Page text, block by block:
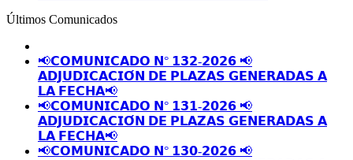
Últimos Comunicados
📢𝗖𝗢𝗠𝗨𝗡𝗜𝗖𝗔𝗗𝗢 𝗡° 𝟭𝟯𝟮-𝟮𝟬𝟮𝟲 📢
𝗔𝗗𝗝𝗨𝗗𝗜𝗖𝗔𝗖𝗜𝗢́𝗡 𝗗𝗘 𝗣𝗟𝗔𝗭𝗔𝗦 𝗚𝗘𝗡𝗘𝗥𝗔𝗗𝗔𝗦 𝗔
𝗟𝗔 𝗙𝗘𝗖𝗛𝗔📢
📢𝗖𝗢𝗠𝗨𝗡𝗜𝗖𝗔𝗗𝗢 𝗡° 𝟭𝟯𝟭-𝟮𝟬𝟮𝟲 📢
𝗔𝗗𝗝𝗨𝗗𝗜𝗖𝗔𝗖𝗜𝗢́𝗡 𝗗𝗘 𝗣𝗟𝗔𝗭𝗔𝗦 𝗚𝗘𝗡𝗘𝗥𝗔𝗗𝗔𝗦 𝗔
𝗟𝗔 𝗙𝗘𝗖𝗛𝗔📢
📢𝗖𝗢𝗠𝗨𝗡𝗜𝗖𝗔𝗗𝗢 𝗡° 𝟭𝟯𝟬-𝟮𝟬𝟮𝟲 📢